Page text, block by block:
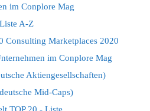
im Conplore Mag
A-Z
Consulting Marketplaces 2020
im Conplore Mag
Aktiengesellschaften)
Mid-Caps)